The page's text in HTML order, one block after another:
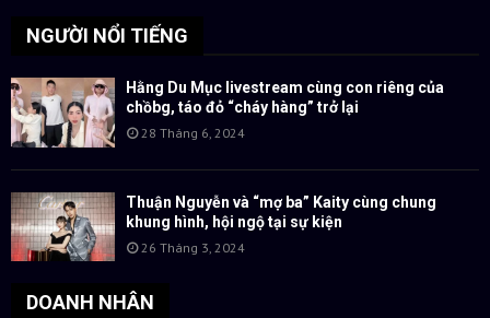
NGƯỜI NỔI TIẾNG
Hằng Du Mục livestream cùng con riêng của
chồbg, táo đỏ “cháy hàng” trở lại
28 Tháng 6, 2024
Thuận Nguyễn và “mợ ba” Kaity cùng chung
khung hình, hội ngộ tại sự kiện
26 Tháng 3, 2024
DOANH NHÂN